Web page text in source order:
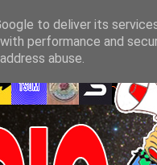
to deliver its
performance and
abuse.